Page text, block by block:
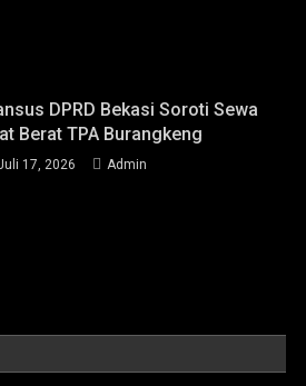
DPRD Bekasi Soroti Sewa
Berat TPA Burangkeng
17, 2026 Admin